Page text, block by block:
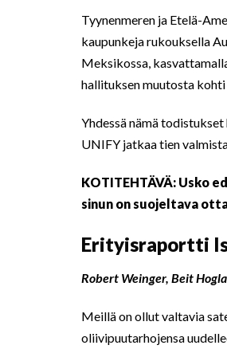
Tyynenmeren ja Etelä-
kaupunkeja rukouksella
Meksikossa,
hallituksen muutosta kohti
Yhdessä nämä
UNIFY jatkaa tien
KOTITEHTÄVÄ: Usko
sinun on suojeltava
Erityisraportti
Robert Weinger, Beit
Meillä on ollut valtavia
oliivipuutarhojensa